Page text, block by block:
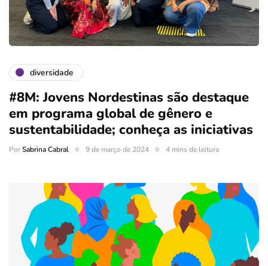
diversidade
#8M: Jovens Nordestinas são destaque
em programa global de gênero e
sustentabilidade; conheça as iniciativas
PorSabrina Cabral 9 de março de 2024 4 mins de leitura